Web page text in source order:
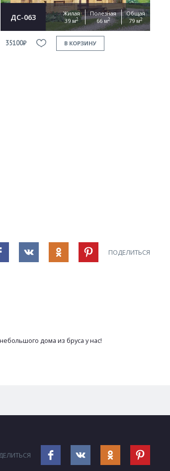
ДС-063
Жилая
39 м2
Полезная
66 м2
Общая
79 м2
35100₽ В КОРЗИНУ
ПОДЕЛИТЬСЯ
дома из бруса у нас!